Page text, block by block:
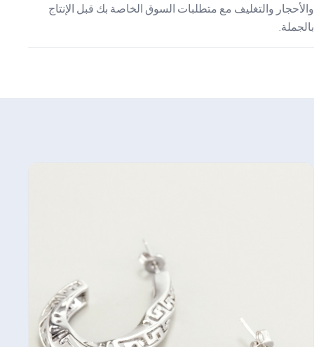
والأحجار والتغليف مع متطلبات السوق الخاصة بك قبل الإنتاج
بالجملة.